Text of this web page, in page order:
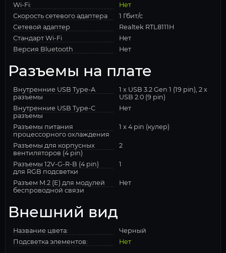
Wi-Fi:
Нет
Скорость сетевого адаптера
1 Гбит/с
Сетевой адаптер
Realtek RTL8111H
Стандарт Wi-Fi
Нет
Версия Bluetooth
Нет
Разъемы на плате
Внутренние USB Type-A
разъемы
1 x USB 3.2 Gen 1 (19 pin), 2 x
USB 2.0 (9 pin)
Внутренние USB Type-C
разъемы
Нет
Разъемы питания
процессорного охлаждения
1 x 4 pin (кулер)
Разъемы для корпусных
вентиляторов (4 pin)
2
Разъемы 12V-G-R-B (4 pin)
для RGB подсветки
1
Разъем M.2 (E) для модулей
беспроводной связи
Нет
Внешний вид
Название цвета:
Черный
Подсветка элементов:
Нет